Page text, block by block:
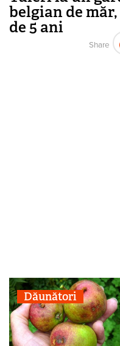
belgian de măr,
de 5 ani
Share
Dăunători